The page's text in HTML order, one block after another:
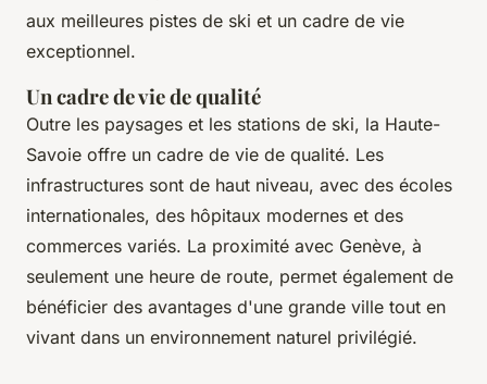
aux meilleures pistes de ski et un cadre de vie
exceptionnel.
Un cadre de vie de qualité
Outre les paysages et les stations de ski, la Haute-
Savoie offre un cadre de vie de qualité. Les
infrastructures sont de haut niveau, avec des écoles
internationales, des hôpitaux modernes et des
commerces variés. La proximité avec Genève, à
seulement une heure de route, permet également de
bénéficier des avantages d'une grande ville tout en
vivant dans un environnement naturel privilégié.